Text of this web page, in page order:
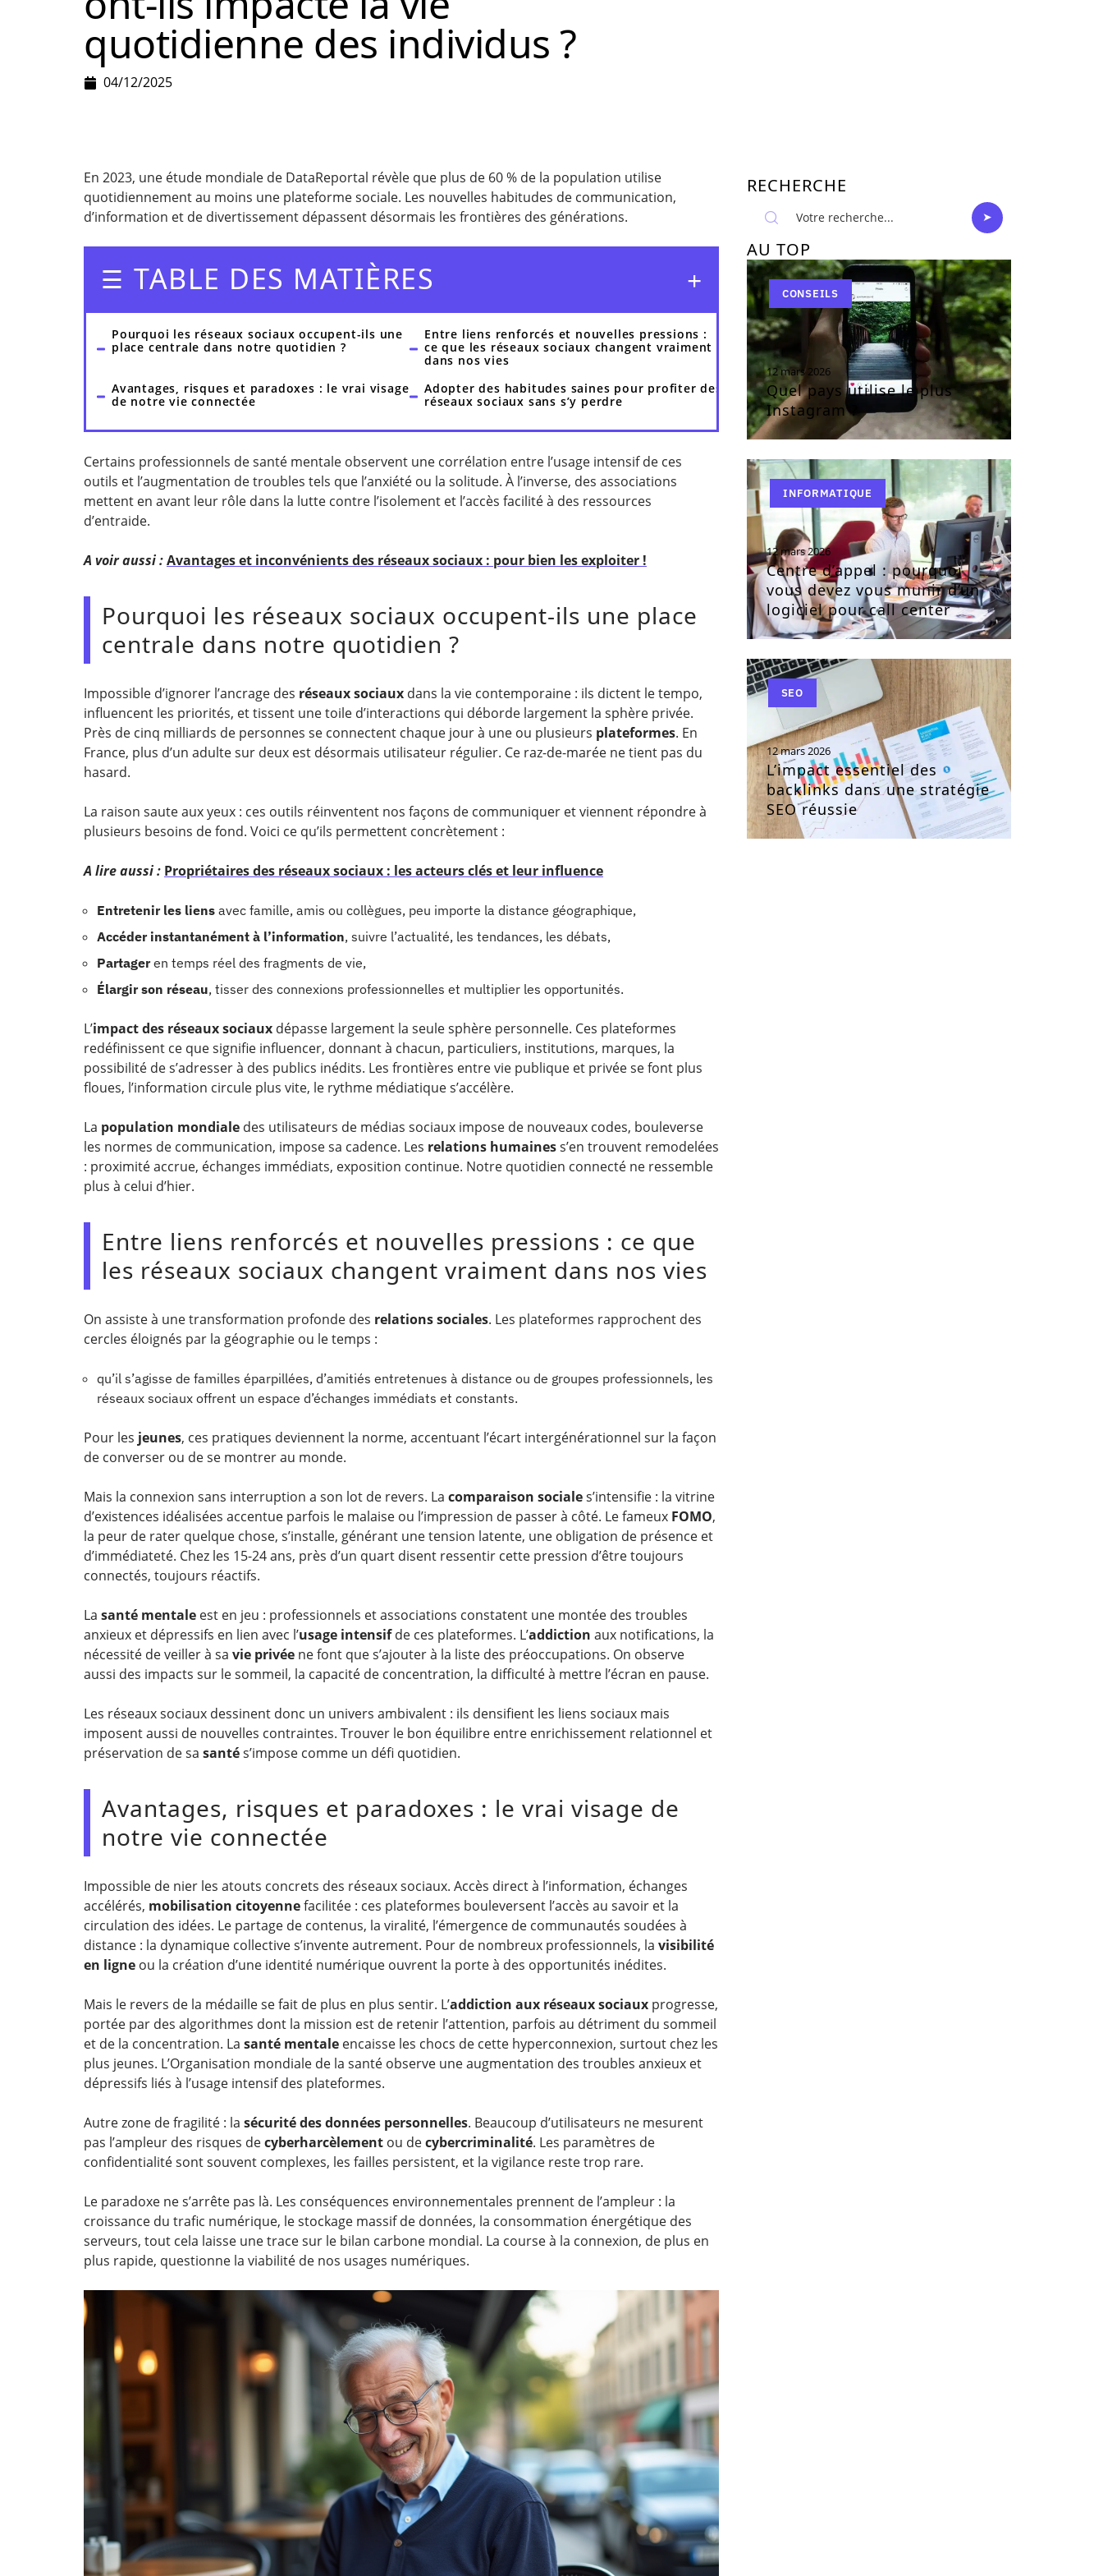
quotidienne des individus ?
04/12/2025
En 2023, une étude mondiale de DataReportal révèle que plus de 60 % de la population utilise
quotidiennement au moins une plateforme sociale. Les nouvelles habitudes de communication,
d’information et de divertissement dépassent désormais les frontières des générations.
TABLE DES MATIÈRES
Pourquoi les réseaux sociaux occupent-ils une
place centrale dans notre quotidien ?
Entre liens renforcés et nouvelles pressions :
ce que les réseaux sociaux changent vraiment
dans nos vies
Avantages, risques et paradoxes : le vrai visage
de notre vie connectée
Adopter des habitudes saines pour profiter des
réseaux sociaux sans s’y perdre
Certains professionnels de santé mentale observent une corrélation entre l’usage intensif de ces
outils et l’augmentation de troubles tels que l’anxiété ou la solitude. À l’inverse, des associations
mettent en avant leur rôle dans la lutte contre l’isolement et l’accès facilité à des ressources
d’entraide.
A voir aussi :Avantages et inconvénients des réseaux sociaux : pour bien les exploiter !
Pourquoi les réseaux sociaux occupent-ils une place
centrale dans notre quotidien ?
Impossible d’ignorer l’ancrage des réseaux sociaux dans la vie contemporaine : ils dictent le tempo,
influencent les priorités, et tissent une toile d’interactions qui déborde largement la sphère privée.
Près de cinq milliards de personnes se connectent chaque jour à une ou plusieurs plateformes. En
France, plus d’un adulte sur deux est désormais utilisateur régulier. Ce raz-de-marée ne tient pas du
hasard.
La raison saute aux yeux : ces outils réinventent nos façons de communiquer et viennent répondre à
plusieurs besoins de fond. Voici ce qu’ils permettent concrètement :
A lire aussi : Propriétaires des réseaux sociaux : les acteurs clés et leur influence
Entretenir les liens avec famille, amis ou collègues, peu importe la distance géographique,
Accéder instantanément à l’information, suivre l’actualité, les tendances, les débats,
Partageren temps réel des fragments de vie,
Élargir son réseau, tisser des connexions professionnelles et multiplier les opportunités.
L’impact des réseaux sociaux dépasse largement la seule sphère personnelle. Ces plateformes
redéfinissent ce que signifie influencer, donnant à chacun, particuliers, institutions, marques, la
possibilité de s’adresser à des publics inédits. Les frontières entre vie publique et privée se font plus
floues, l’information circule plus vite, le rythme médiatique s’accélère.
La population mondiale des utilisateurs de médias sociaux impose de nouveaux codes, bouleverse
les normes de communication, impose sa cadence. Les relations humainess’en trouvent remodelées
: proximité accrue, échanges immédiats, exposition continue. Notre quotidien connecté ne ressemble
plus à celui d’hier.
Entre liens renforcés et nouvelles pressions : ce que
les réseaux sociaux changent vraiment dans nos vies
On assiste à une transformation profonde des relations sociales. Les plateformes rapprochent des
cercles éloignés par la géographie ou le temps :
qu’il s’agisse de familles éparpillées, d’amitiés entretenues à distance ou de groupes professionnels, les
réseaux sociaux offrent un espace d’échanges immédiats et constants.
Pour les jeunes, ces pratiques deviennent la norme, accentuant l’écart intergénérationnel sur la façon
de converser ou de se montrer au monde.
Mais la connexion sans interruption a son lot de revers. La comparaison sociales’intensifie : la vitrine
d’existences idéalisées accentue parfois le malaise ou l’impression de passer à côté. Le fameux FOMO,
la peur de rater quelque chose, s’installe, générant une tension latente, une obligation de présence et
d’immédiateté. Chez les 15-24 ans, près d’un quart disent ressentir cette pression d’être toujours
connectés, toujours réactifs.
La santé mentale est en jeu : professionnels et associations constatent une montée des troubles
anxieux et dépressifs en lien avec l’usage intensifde ces plateformes. L’addiction aux notifications, la
nécessité de veiller à sa vie privée ne font que s’ajouter à la liste des préoccupations. On observe
aussi des impacts sur le sommeil, la capacité de concentration, la difficulté à mettre l’écran en pause.
Les réseaux sociaux dessinent donc un univers ambivalent : ils densifient les liens sociaux mais
imposent aussi de nouvelles contraintes. Trouver le bon équilibre entre enrichissement relationnel et
préservation de sa santés’impose comme un défi quotidien.
Avantages, risques et paradoxes : le vrai visage de
notre vie connectée
Impossible de nier les atouts concrets des réseaux sociaux. Accès direct à l’information, échanges
accélérés, mobilisation citoyennefacilitée : ces plateformes bouleversent l’accès au savoir et la
circulation des idées. Le partage de contenus, la viralité, l’émergence de communautés soudées à
distance : la dynamique collective s’invente autrement. Pour de nombreux professionnels, la visibilité
en ligne ou la création d’une identité numérique ouvrent la porte à des opportunités inédites.
Mais le revers de la médaille se fait de plus en plus sentir. L’addiction aux réseaux sociaux progresse,
portée par des algorithmes dont la mission est de retenir l’attention, parfois au détriment du sommeil
et de la concentration. La santé mentale encaisse les chocs de cette hyperconnexion, surtout chez les
plus jeunes. L’Organisation mondiale de la santé observe une augmentation des troubles anxieux et
dépressifs liés à l’usage intensif des plateformes.
Autre zone de fragilité : la sécurité des données personnelles. Beaucoup d’utilisateurs ne mesurent
pas l’ampleur des risques decyberharcèlement ou decybercriminalité. Les paramètres de
confidentialité sont souvent complexes, les failles persistent, et la vigilance reste trop rare.
Le paradoxe ne s’arrête pas là. Les conséquences environnementales prennent de l’ampleur : la
croissance du trafic numérique, le stockage massif de données, la consommation énergétique des
serveurs, tout cela laisse une trace sur le bilan carbone mondial. La course à la connexion, de plus en
plus rapide, questionne la viabilité de nos usages numériques.
RECHERCHE
AU TOP
CONSEILS
12 mars 2026
Quel pays utilise le plus
Instagram ?
INFORMATIQUE
12 mars 2026
Centre d’appel : pourquoi
vous devez vous munir d’un
logiciel pour call center
SEO
12 mars 2026
L’impact essentiel des
backlinks dans une stratégie
SEO réussie